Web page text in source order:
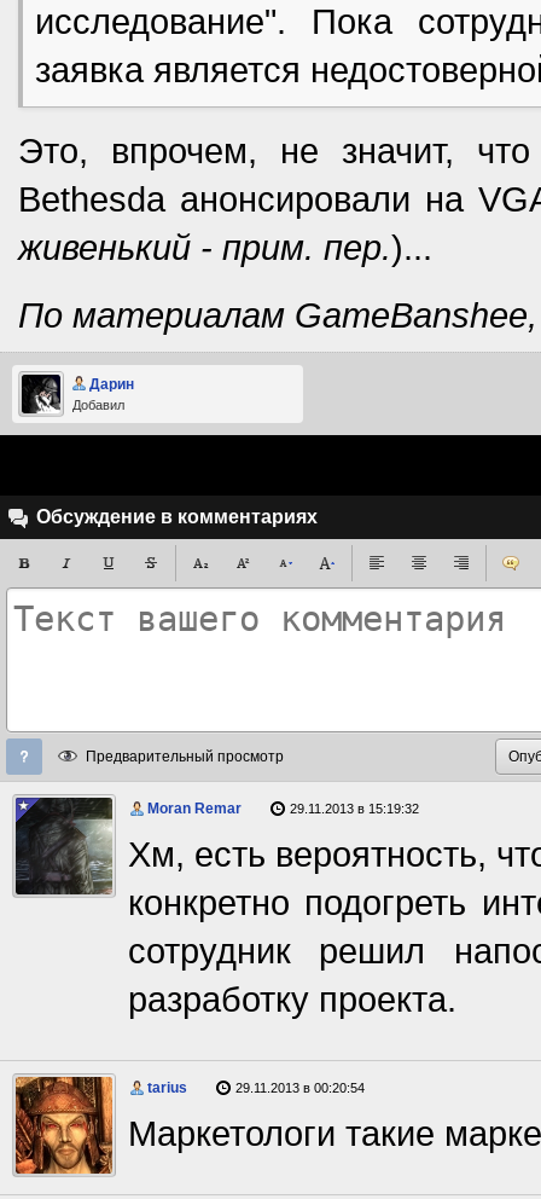
исследование". Пока
заявка является
Это, впрочем, не значит,
Bethesda анонсировали на
живенький - прим. пер.)...
По материалам GameBanshee,
Дарин
Добавил
Обсуждение в комментариях
Предварительный просмотр
Moran Remar 29.11.2013 в 15:19:32
Хм, есть вероятность,
конкретно подогреть
сотрудник решил
разработку проекта.
tarius 29.11.2013 в 00:20:54
Маркетологи такие